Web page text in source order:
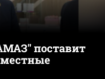
поставит